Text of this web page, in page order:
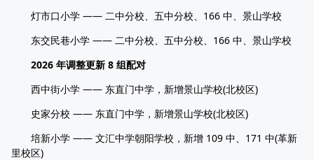
灯市口小学 —— 二中分校、五中分校、166 中、景山学校
东交民巷小学 —— 二中分校、五中分校、166 中、景山学校
2026 年调整更新 8 组配对
西中街小学 —— 东直门中学，新增景山学校(北校区)
史家分校 —— 东直门中学，新增景山学校(北校区)
培新小学 —— 文汇中学朝阳学校，新增 109 中、171 中(革新
里校区)